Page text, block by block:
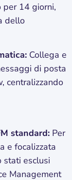
per 14 giorni,
dello
Collega e
di posta
centralizzando
standard: Per
e focalizzata
stati esclusi
Management